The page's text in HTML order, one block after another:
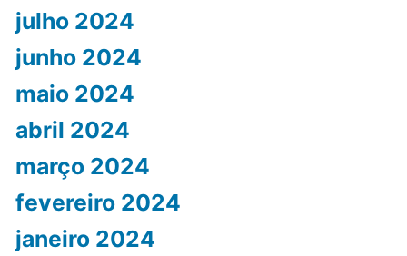
julho 2024
junho 2024
maio 2024
abril 2024
março 2024
fevereiro 2024
janeiro 2024